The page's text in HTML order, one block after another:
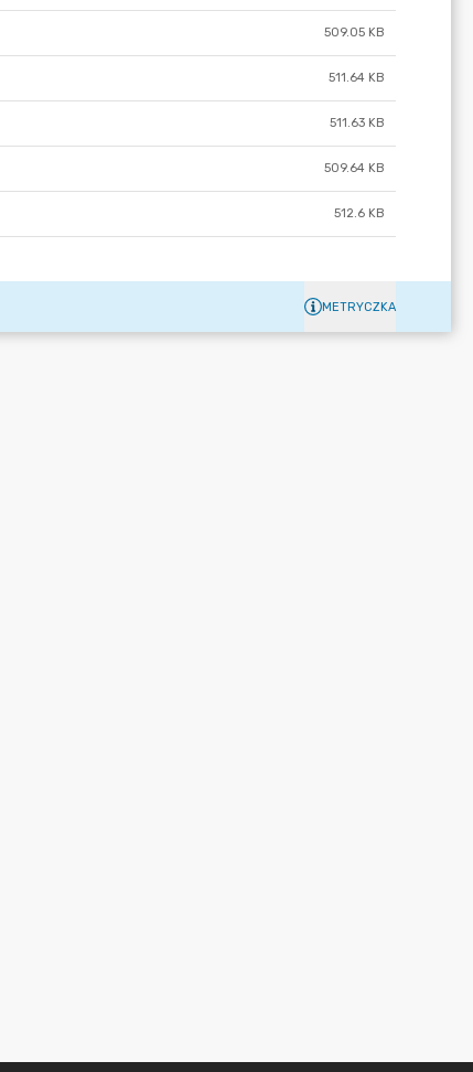
509.05 KB
511.64 KB
511.63 KB
509.64 KB
512.6 KB
METRYCZKA